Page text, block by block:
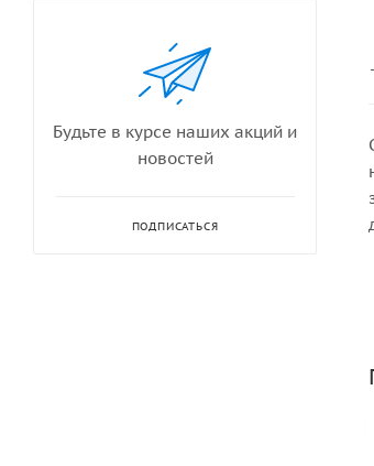
Будьте в курсе наших акций и
новостей
ПОДПИСАТЬСЯ